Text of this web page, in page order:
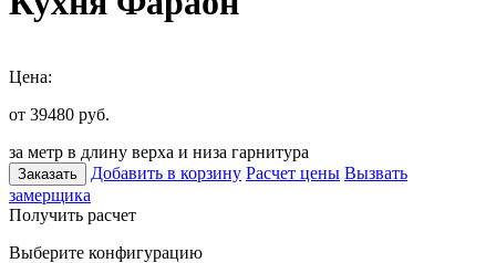
Цена:
от 39480 руб.
за метр в длину верха и низа гарнитура
Заказать Добавить в корзину Расчет цены Вызвать
замерщика
Получить расчет
Выберите конфигурацию